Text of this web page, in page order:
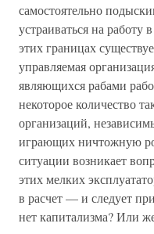
самостоятельно
устраиваться на работу
этих границах
управляемая
являющихся рабами
некоторое количество
организаций,
играющих ничтожную
ситуации возникает
этих мелких
в расчет — и следует
нет капитализма? Или